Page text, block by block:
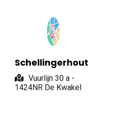
Schellingerhout
Vuurlijn 30 a -
1424NR De Kwakel